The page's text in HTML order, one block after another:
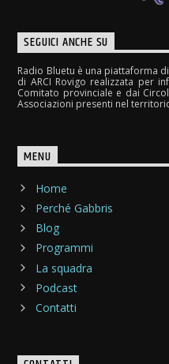
SEGUICI ANCHE SU
Radio Bluetu è una piattaforma
di ARCI Rovigo realizzata per
Comitato provinciale e dai
Associazioni presenti nel
MENU
Home
Perché Gabbris
Blog
Programmi
La squadra
Podcast
Contatti